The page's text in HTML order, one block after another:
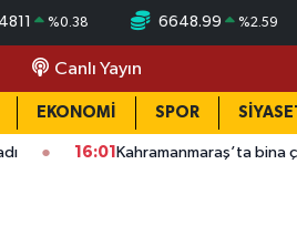
%0.38 6648.99 %2.59
Canlı Yayın
EKONOMİ SPOR
Kahramanmaraş’ta bina çöktü: